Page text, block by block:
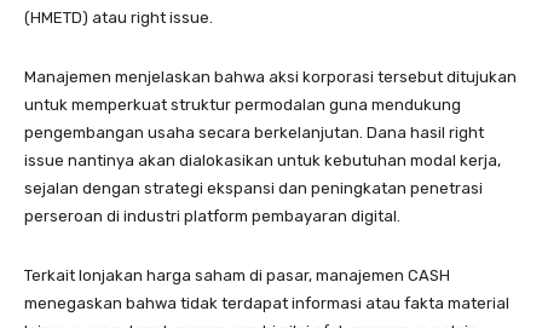
(HMETD) atau right issue.
Manajemen menjelaskan bahwa aksi korporasi tersebut ditujukan
untuk memperkuat struktur permodalan guna mendukung
pengembangan usaha secara berkelanjutan. Dana hasil right
issue nantinya akan dialokasikan untuk kebutuhan modal kerja,
sejalan dengan strategi ekspansi dan peningkatan penetrasi
perseroan di industri platform pembayaran digital.
Terkait lonjakan harga saham di pasar, manajemen CASH
menegaskan bahwa tidak terdapat informasi atau fakta material